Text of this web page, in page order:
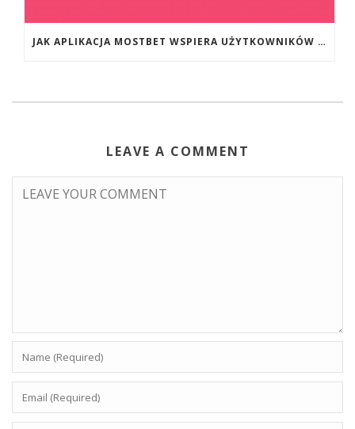
JAK APLIKACJA MOSTBET WSPIERA UŻYTKOWNIKÓW ANDROIDA?
LEAVE A COMMENT